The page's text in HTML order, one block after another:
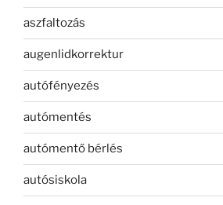
aszfaltozás
augenlidkorrektur
autófényezés
autómentés
autómentő bérlés
autósiskola